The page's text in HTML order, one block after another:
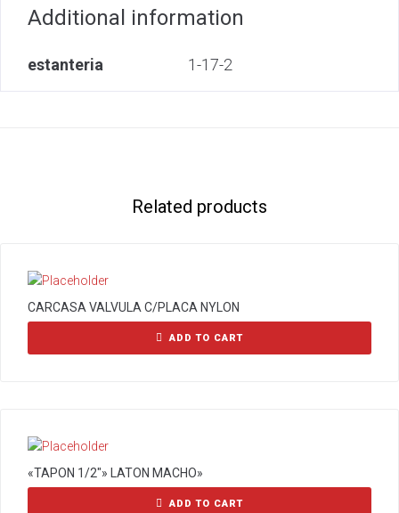
Additional information
estanteria 1-17-2
Related products
CARCASA VALVULA C/PLACA NYLON
ADD TO CART
«TAPON 1/2″» LATON MACHO»
ADD TO CART